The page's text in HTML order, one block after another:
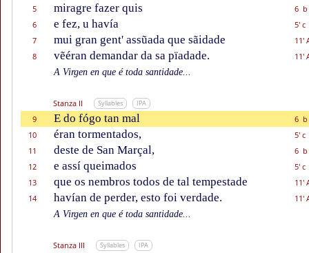
5
miragre fazer quis
6 b
6
e fez, u havía
5' c
7
mui gran gent' assũada que sãidade
11'
8
vẽéran demandar da sa pïadade.
11'
A Virgen en que é toda santidade...
Stanza II Syllables IPA
9 E do fógo tan mal
6 b
10
éran tormentados,
5' c
11
deste de San Marçal,
6 b
12
e assí queimados
5' c
13
que os nembros todos de tal tempestade
11'
14
havían de perder, esto foi verdade.
11'
A Virgen en que é toda santidade...
Stanza III Syllables IPA